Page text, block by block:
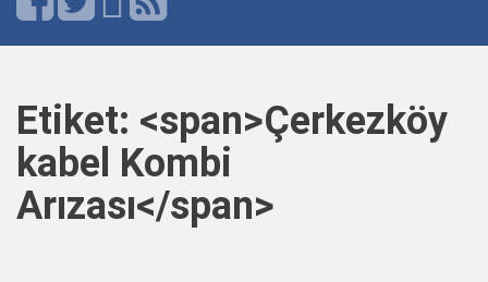
Etiket: <span>Çerkezköy
kabel Kombi
Arızası</span>